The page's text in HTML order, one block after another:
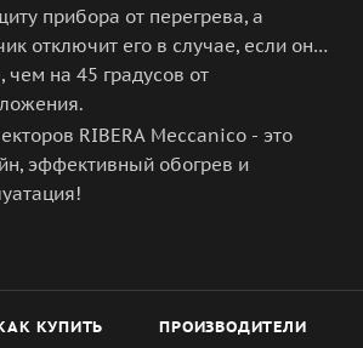
прибора от перегрева, а
отключит его в случае, если он
чем на 45 градусов от
RIBERA Meccanico - это
эффективный обогрев и
КУПИТЬ ПРОИЗВОДИТЕЛИ